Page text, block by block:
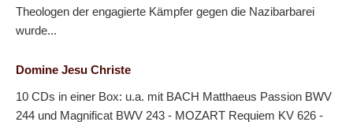
Theologen der engagierte Kämpfer gegen die Nazibarbarei
wurde...
Domine Jesu Christe
10 CDs in einer Box: u.a. mit BACH Matthaeus Passion BWV
244 und Magnificat BWV 243 - MOZART Requiem KV 626 -